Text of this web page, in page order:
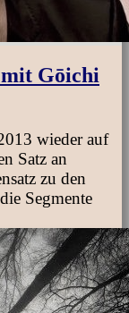
mit Gōichi
wieder auf
Satz an
zu den
Segmente